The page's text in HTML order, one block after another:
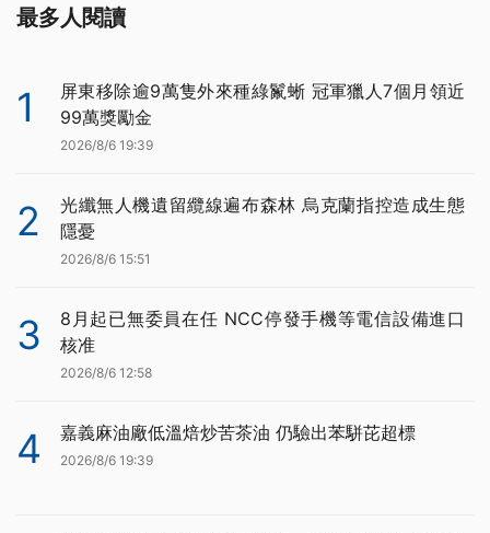
最多人閱讀
1
屏東移除逾9萬隻外來種綠鬣蜥 冠軍獵人7個月領近
99萬獎勵金
2026/8/6 19:39
2
光纖無人機遺留纜線遍布森林 烏克蘭指控造成生態
隱憂
2026/8/6 15:51
3
8月起已無委員在任 NCC停發手機等電信設備進口
核准
2026/8/6 12:58
4 嘉義麻油廠低溫焙炒苦茶油 仍驗出苯駢芘超標
2026/8/6 19:39